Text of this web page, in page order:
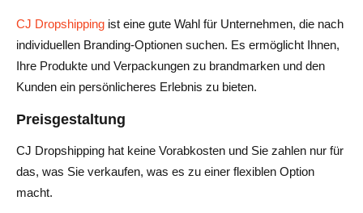
CJ Dropshipping ist eine gute Wahl für Unternehmen, die nach
individuellen Branding-Optionen suchen. Es ermöglicht Ihnen,
Ihre Produkte und Verpackungen zu brandmarken und den
Kunden ein persönlicheres Erlebnis zu bieten.
Preisgestaltung
CJ Dropshipping hat keine Vorabkosten und Sie zahlen nur für
das, was Sie verkaufen, was es zu einer flexiblen Option
macht.